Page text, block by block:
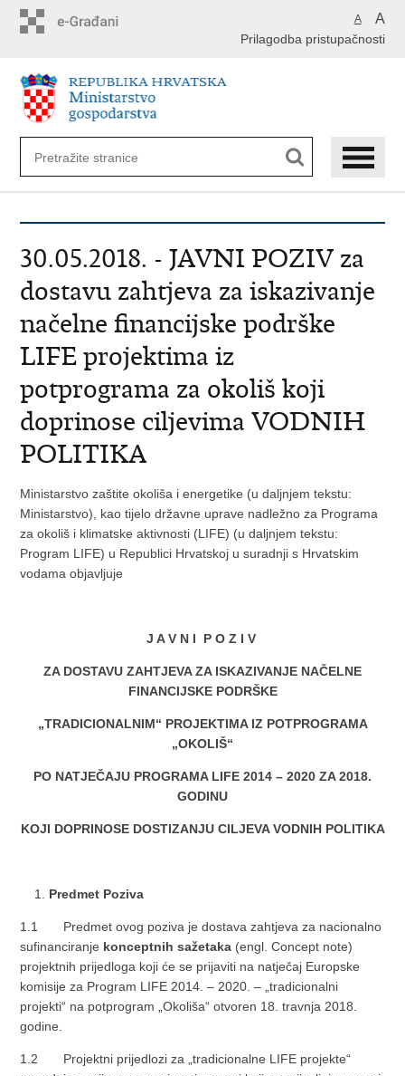
A A
Prilagodba pristupačnosti
30.05.2018. - JAVNI POZIV za
dostavu zahtjeva za iskazivanje
načelne financijske podrške
LIFE projektima iz
potprograma za okoliš koji
doprinose ciljevima VODNIH
POLITIKA
Ministarstvo zaštite okoliša i energetike (u daljnjem tekstu:
Ministarstvo), kao tijelo državne uprave nadležno za Programa
za okoliš i klimatske aktivnosti (LIFE) (u daljnjem tekstu:
Program LIFE) u Republici Hrvatskoj u suradnji s Hrvatskim
vodama objavljuje
J A V N I P O Z I V
ZA DOSTAVU ZAHTJEVA ZA ISKAZIVANJE NAČELNE
FINANCIJSKE PODRŠKE
„TRADICIONALNIM“ PROJEKTIMA IZ POTPROGRAMA
„OKOLIŠ“
PO NATJEČAJU PROGRAMA LIFE 2014 – 2020 ZA 2018.
GODINU
KOJI DOPRINOSE DOSTIZANJU CILJEVA VODNIH POLITIKA
Predmet Poziva
1.1 Predmet ovog poziva je dostava zahtjeva za nacionalno
sufinanciranje konceptnih sažetaka (engl. Concept note)
projektnih prijedloga koji će se prijaviti na natječaj Europske
komisije za Program LIFE 2014. – 2020. – „tradicionalni
projekti“ na potprogram „Okoliša“ otvoren 18. travnja 2018.
godine.
1.2 Projektni prijedlozi za „tradicionalne LIFE projekte“